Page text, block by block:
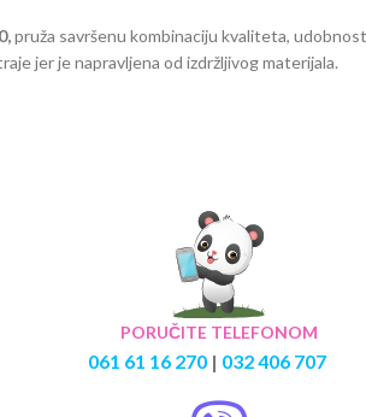
pruža savršenu kombinaciju kvaliteta,
jer je napravljena od izdržljivog materijala.
PORUČITE TELEFONOM
061 61 16 270| 032 406 707